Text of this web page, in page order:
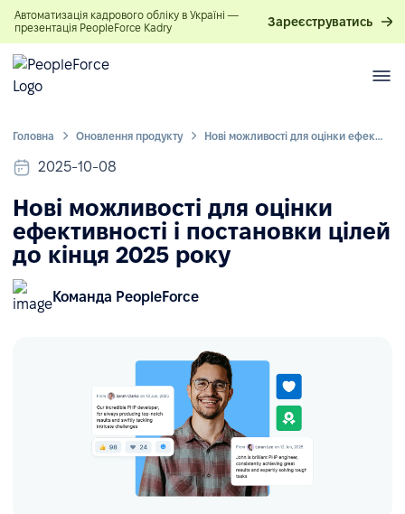
Автоматизація кадрового обліку в Україні —
презентація PeopleForce Kadry
Зареєструватись
Головна Оновлення продукту Нові можливості для оцінки ефективності і постановки цілей до кінця 2025 року
2025-10-08
Нові можливості для оцінки
ефективності і постановки цілей
до кінця 2025 року
Команда PeopleForce